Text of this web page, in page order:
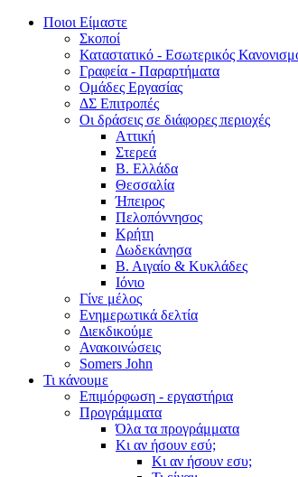
Ποιοι Είμαστε
Σκοποί
Καταστατικό - Εσωτερικός
Γραφεία - Παραρτήματα
Ομάδες Εργασίας
ΔΣ Επιτροπές
Οι δράσεις σε διάφορες περιοχές
Αττική
Στερεά
Β. Ελλάδα
Θεσσαλία
Ήπειρος
Πελοπόννησος
Κρήτη
Δωδεκάνησα
Β. Αιγαίο & Κυκλάδες
Ιόνιο
Γίνε μέλος
Ενημερωτικά δελτία
Διεκδικούμε
Ανακοινώσεις
Somers John
Τι κάνουμε
Επιμόρφωση - εργαστήρια
Προγράμματα
Όλα τα προγράμματα
Κι αν ήσουν εσύ;
Κι αν ήσουν εσυ;